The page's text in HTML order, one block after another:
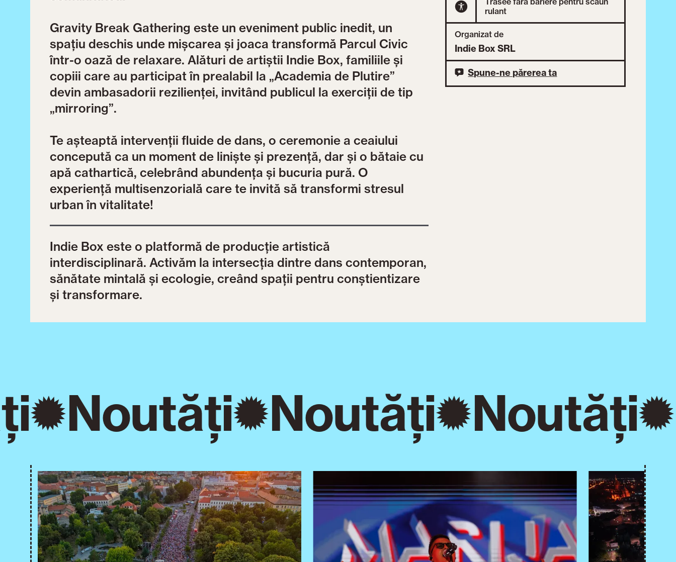
Gravity Break Gathering este un eveniment public inedit, un
spațiu deschis unde mișcarea și joaca transformă Parcul Civic
într-o oază de relaxare. Alături de artiștii Indie Box, familiile și
copiii care au participat în prealabil la „Academia de Plutire”
devin ambasadorii rezilienței, invitând publicul la exerciții de tip
„mirroring”.
Te așteaptă intervenții fluide de dans, o ceremonie a ceaiului
concepută ca un moment de liniște și prezență, dar și o bătaie cu
apă cathartică, celebrând abundența și bucuria pură. O
experiență multisenzorială care te invită să transformi stresul
urban în vitalitate!
Indie Box este o platformă de producție artistică
interdisciplinară. Activăm la intersecția dintre dans contemporan,
sănătate mintală și ecologie, creând spații pentru conștientizare
și transformare.
rulant
Organizat de
Indie Box SRL
Spune-ne părerea ta
Noutăți Noutăți Noutăți